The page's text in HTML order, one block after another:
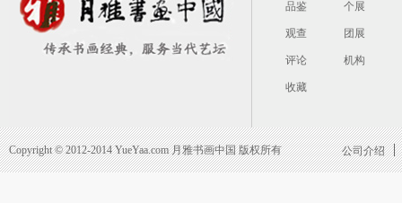
品鉴
观查
评论
收藏
个展
团展
机构
Copyright © 2012-2014 YueYaa.com 月雅书画中国 版权所有 公司介绍